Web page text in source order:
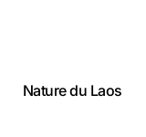
Nature du Laos